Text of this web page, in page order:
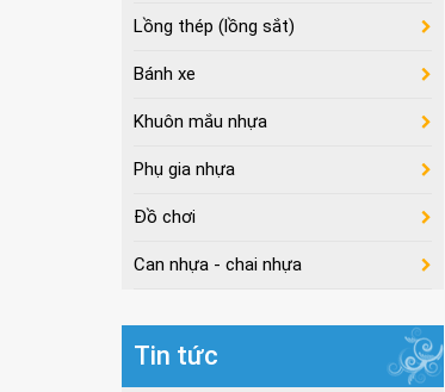
Lồng thép (lồng sắt)
Bánh xe
Khuôn mắu nhựa
Phụ gia nhựa
Đồ chơi
Can nhựa - chai nhựa
Tin tức